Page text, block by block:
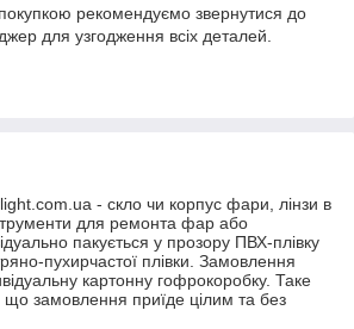
рекомендуємо звернутися до
для узгодження всіх деталей.
- скло чи корпус фари, лінзи в
для ремонта фар або
пакується у прозору ПВХ-плівку
пухирчастої плівки. Замовлення
картонну гофрокоробку. Таке
що замовлення приїде цілим та без